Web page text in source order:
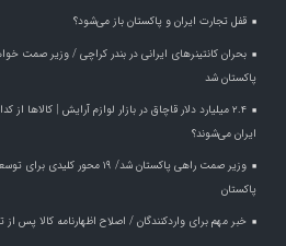
قفل تجارت ایران و پاکستان باز می‌شود؟
بحران کانتینر‌های ایرانی در بندر کراچی / وزیر صمت
پاکستان شد
۲.۴ میلیارد دلار قاچاق در بازار لوازم آرایش | کالاها از
ایران می‌شوند؟
وزیر صمت راهی پاکستان شد/ ۱۹ محور
پاکستان
خبر مهم برای واردکنندگان / اصلاح اظهارنامه کالا پس